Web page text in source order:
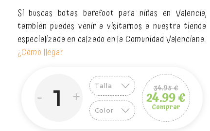
Si buscas botas barefoot para niñas en Valencia,
también puedes venir a visitarnos a nuestra tienda
especializada en calzado en la Comunidad Valenciana.
¿Cómo llegar
- + 34.95 €
24.99 €
Comprar